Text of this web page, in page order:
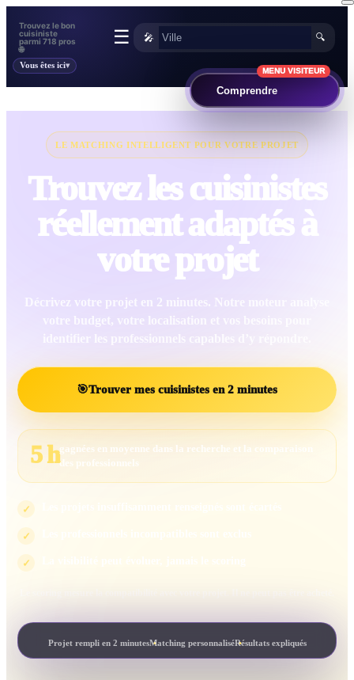
Trouvez le bon
cuisiniste
parmi 718 pros
🌐
🎤 🔍
☰
Vous êtes ici
LE MATCHING INTELLIGENT POUR VOTRE PROJET
Trouvez les cuisinistes
réellement adaptés à
votre projet
Décrivez votre projet en 2 minutes. Notre moteur analyse
votre budget, votre localisation et vos besoins pour
identifier les professionnels capables d’y répondre.
🎯Trouver mes cuisinistes en 2 minutes
5 hgagnées en moyenne dans la recherche et la comparaison
des professionnels
✓
✓
✓
Projet rempli en 2 minutesMatching personnaliséRésultats expliqués
MENU VISITEUR
Comprendre